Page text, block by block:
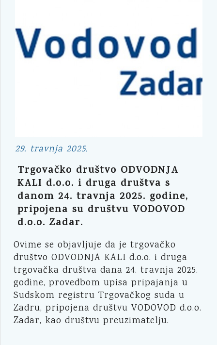
29. travnja 2025.
Trgovačko društvo ODVODNJA
KALI d.o.o. i druga društva s
danom 24. travnja 2025. godine,
pripojena su društvu VODOVOD
d.o.o. Zadar.
Ovime se objavljuje da je trgovačko
društvo ODVODNJA KALI d.o.o. i druga
trgovačka društva dana 24. travnja 2025.
godine, provedbom upisa pripajanja u
Sudskom registru Trgovačkog suda u
Zadru, pripojena društvu VODOVOD d.o.o.
Zadar, kao društvu preuzimatelju.